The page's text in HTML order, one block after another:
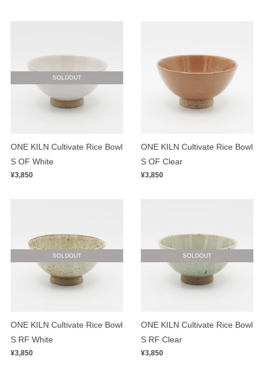
SOLDOUT
ONE KILN Cultivate Rice Bowl
S OF White
¥3,850
ONE KILN Cultivate Rice Bowl
S OF Clear
¥3,850
SOLDOUT
ONE KILN Cultivate Rice Bowl
S RF White
¥3,850
SOLDOUT
ONE KILN Cultivate Rice Bowl
S RF Clear
¥3,850